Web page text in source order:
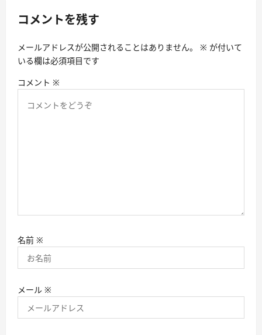
シ
ン
コメントを残す
メールアドレスが公開されることはありません。 ※ が付いて
いる欄は必須項目です
コメント ※
名前 ※
メール ※